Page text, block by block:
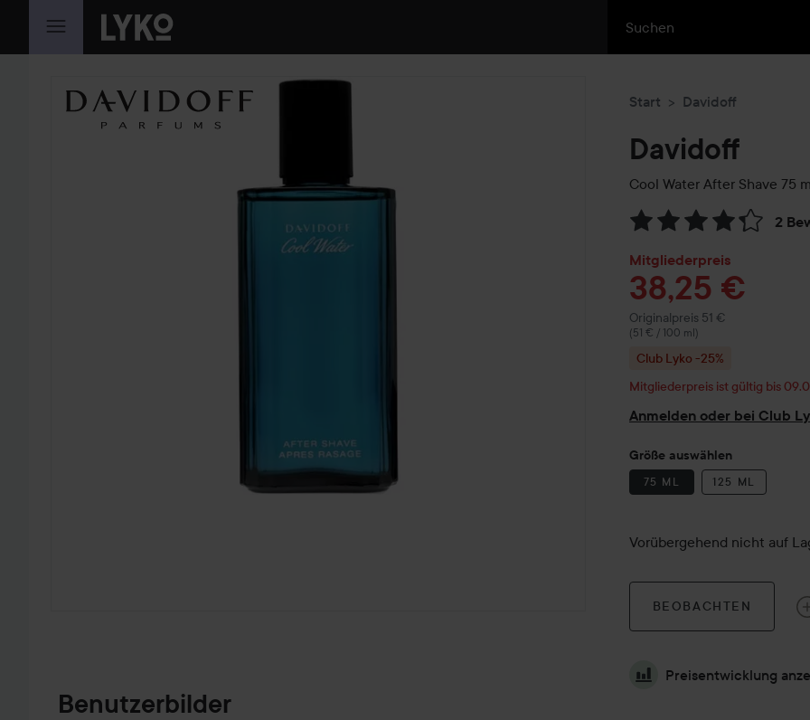
WEITER ZU INHALT
Benutzerbilder
Start Davidoff
Davidoff
Cool Water After Shave 75
2
Weiter zu Reviews &
Mitgliederpreis
38,25 €
Originalpreis 51 €
Regulärer Preis 51 €
(51 € / 100 ml)
Club Lyko -25%
Mitgliederpreis ist gültig bis
Anmelden oder bei Club
Größe auswählen
75 ML 125 ML
Vorübergehend nicht auf
BEOBACHTEN
Preisentwicklung